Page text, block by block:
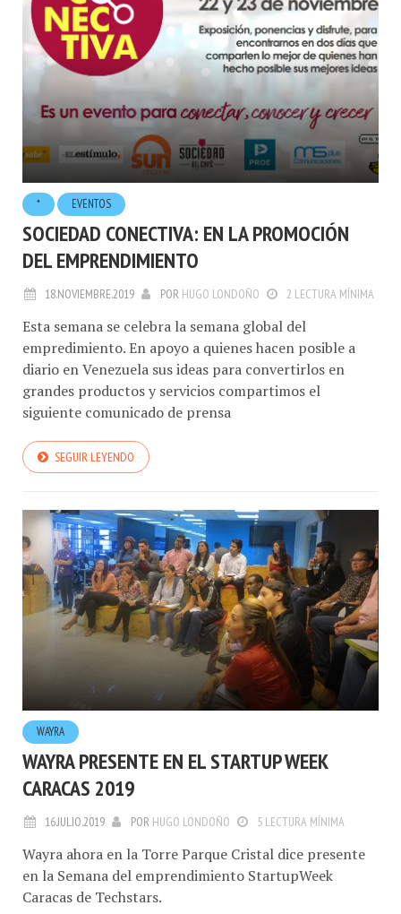
* EVENTOS
SOCIEDAD CONECTIVA: EN LA PROMOCIÓN
DEL EMPRENDIMIENTO
18.NOVIEMBRE.2019 POR HUGO LONDOÑO 2 LECTURA MÍNIMA
Esta semana se celebra la semana global del
empredimiento. En apoyo a quienes hacen posible a
diario en Venezuela sus ideas para convertirlos en
grandes productos y servicios compartimos el
siguiente comunicado de prensa
SEGUIR LEYENDO
WAYRA
WAYRA PRESENTE EN EL STARTUP WEEK
CARACAS 2019
16.JULIO.2019 POR HUGO LONDOÑO 5 LECTURA MÍNIMA
Wayra ahora en la Torre Parque Cristal dice presente
en la Semana del emprendimiento StartupWeek
Caracas de Techstars.